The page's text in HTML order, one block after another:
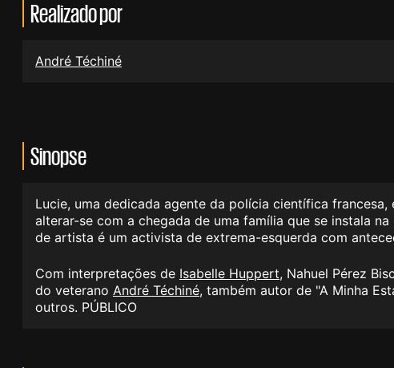
Realizado por
André Téchiné
Sinopse
Lucie, uma dedicada agente da polícia científica
alterar-se com a chegada de uma família que se instala
de artista é um activista de extrema-esquerda com
Com interpretações de Isabelle Huppert, Nahuel Pérez
do veterano André Téchiné, também autor de "A Minha
outros. PÚBLICO